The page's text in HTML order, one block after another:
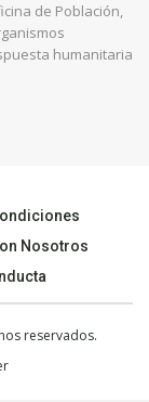
de Población,
humanitaria
Nosotros
reservados.